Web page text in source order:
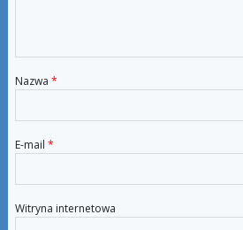
Nazwa *
E-mail *
Witryna internetowa